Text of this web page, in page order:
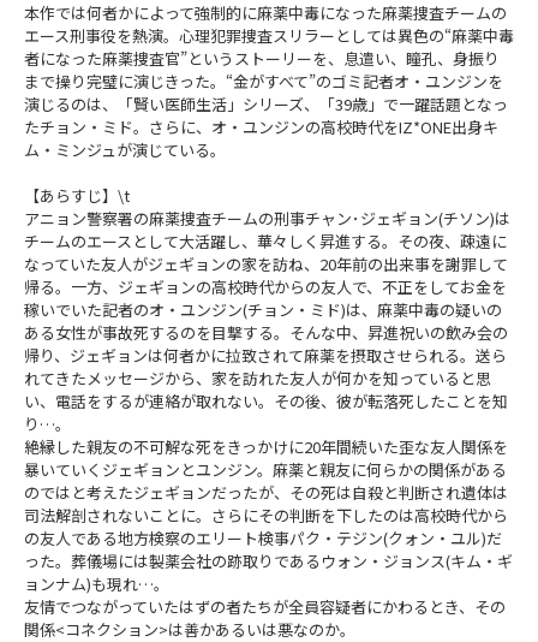
本作では何者かによって強制的に麻薬中毒になった麻薬捜査チームの
エース刑事役を熱演。心理犯罪捜査スリラーとしては異色の“麻薬中毒
者になった麻薬捜査官”というストーリーを、息遣い、瞳孔、身振り
まで操り完璧に演じきった。“金がすべて”のゴミ記者オ・ユンジンを
演じるのは、「賢い医師生活」シリーズ、「39歳」で一躍話題となっ
たチョン・ミド。さらに、オ・ユンジンの高校時代をIZ*ONE出身キ
ム・ミンジュが演じている。
【あらすじ】\t
アニョン警察署の麻薬捜査チームの刑事チャン･ジェギョン(チソン)は
チームのエースとして大活躍し、華々しく昇進する。その夜、疎遠に
なっていた友人がジェギョンの家を訪ね、20年前の出来事を謝罪して
帰る。一方、ジェギョンの高校時代からの友人で、不正をしてお金を
稼いでいた記者のオ・ユンジン(チョン・ミド)は、麻薬中毒の疑いの
ある女性が事故死するのを目撃する。そんな中、昇進祝いの飲み会の
帰り、ジェギョンは何者かに拉致されて麻薬を摂取させられる。送ら
れてきたメッセージから、家を訪れた友人が何かを知っていると思
い、電話をするが連絡が取れない。その後、彼が転落死したことを知
り…。
絶縁した親友の不可解な死をきっかけに20年間続いた歪な友人関係を
暴いていくジェギョンとユンジン。麻薬と親友に何らかの関係がある
のではと考えたジェギョンだったが、その死は自殺と判断され遺体は
司法解剖されないことに。さらにその判断を下したのは高校時代から
の友人である地方検察のエリート検事パク・テジン(クォン・ユル)だ
った。葬儀場には製薬会社の跡取りであるウォン・ジョンス(キム・ギ
ョンナム)も現れ…。
友情でつながっていたはずの者たちが全員容疑者にかわるとき、その
関係<コネクション>は善かあるいは悪なのか。